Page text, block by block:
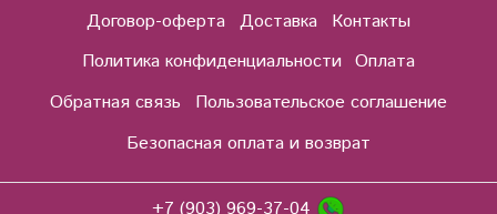
Договор-оферта Доставка
Контакты
Политика конфиденциальности Оплата
Обратная связь
Пользовательское соглашение
Безопасная оплата и возврат
+7 (903) 969-37-04